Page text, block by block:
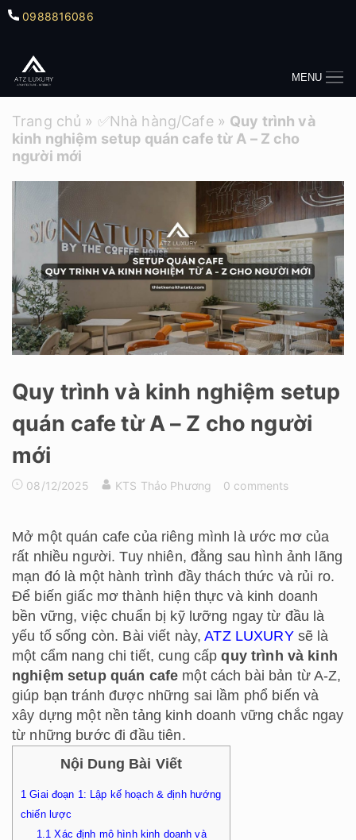
0988816086
MENU
Trang chủ » ✅Nhà hàng/Cafe» Quy trình và
kinh nghiệm setup quán cafe từ A – Z cho
người mới
Quy trình và kinh nghiệm setup
quán cafe từ A – Z cho người
mới
08/12/2025 KTS Thảo Phương 0 comments
Mở một quán cafe của riêng mình là ước mơ của
rất nhiều người. Tuy nhiên, đằng sau hình ảnh lãng
mạn đó là một hành trình đầy thách thức và rủi ro.
Để biến giấc mơ thành hiện thực và kinh doanh
bền vững, việc chuẩn bị kỹ lưỡng ngay từ đầu là
yếu tố sống còn. Bài viết này,ATZ LUXURYsẽ là
một cẩm nang chi tiết, cung cấpquy trình và kinh
nghiệm setup quán cafe một cách bài bản từ A-Z,
giúp bạn tránh được những sai lầm phổ biến và
xây dựng một nền tảng kinh doanh vững chắc ngay
từ những bước đi đầu tiên.
Nội Dung Bài Viết
1 Giai đoạn 1: Lập kế hoạch & định hướng
chiến lược
1.1 Xác định mô hình kinh doanh và